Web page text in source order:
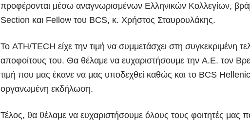
προφέρονται μέσω αναγνωρισμένων Ελληνικών Κολλεγίων,
Section και Fellow του BCS, κ. Χρήστος Σταυρουλάκης.
Το ATH/TECH είχε την τιμή να συμμετάσχει στη συγκεκριμένη
αποφοίτους του. Θα θέλαμε να ευχαριστήσουμε την Α.Ε. τον
τιμή που μας έκανε να μας υποδεχθεί καθώς και το BCS
οργανωμένη εκδήλωση.
Τέλος, θα θέλαμε να ευχαριστήσουμε όλους τους φοιτητές μας